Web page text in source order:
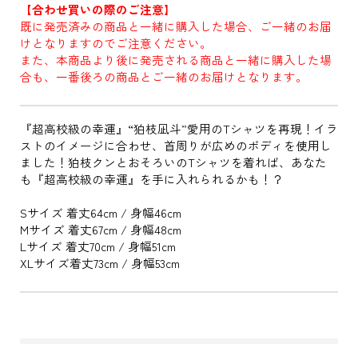
【合わせ買いの際のご注意】
既に発売済みの商品と一緒に購入した場合、ご一緒のお届
けとなりますのでご注意ください。
また、本商品より後に発売される商品と一緒に購入した場
合も、一番後ろの商品とご一緒のお届けとなります。
『超高校級の幸運』“狛枝凪斗”愛用のTシャツを再現！イラ
ストのイメージに合わせ、首周りが広めのボディを使用し
ました！狛枝クンとおそろいのTシャツを着れば、あなた
も『超高校級の幸運』を手に入れられるかも！？
Sサイズ 着丈64cm / 身幅46cm
Mサイズ 着丈67cm / 身幅48cm
Lサイズ 着丈70cm / 身幅51cm
XLサイズ着丈73cm / 身幅53cm